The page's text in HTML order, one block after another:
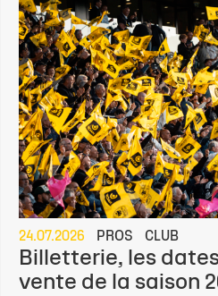
24.07.2026 PROS CLUB
Billetterie, les
vente de la saison